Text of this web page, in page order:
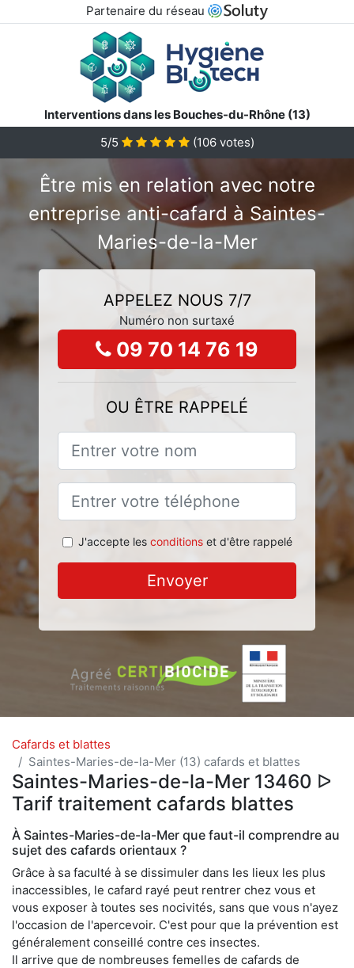
Partenaire du réseau
Interventions dans les Bouches-du-Rhône (13)
5/5
(106votes)
Être mis en relation avec notre
entreprise anti-cafard à Saintes-
Maries-de-la-Mer
APPELEZ NOUS 7/7
Numéro non surtaxé
09 70 14 76 19
OU ÊTRE RAPPELÉ
J'accepte les conditionset d'être rappelé
Envoyer
Cafards et blattes
Saintes-Maries-de-la-Mer (13) cafards et blattes
Saintes-Maries-de-la-Mer 13460 ᐅ
Tarif traitement cafards blattes
À Saintes-Maries-de-la-Mer que faut-il comprendre au
sujet des cafards orientaux ?
Grâce à sa faculté à se dissimuler dans les lieux les plus
inaccessibles, le cafard rayé peut rentrer chez vous et
vous exposer à toutes ses nocivités, sans que vous n'ayez
l'occasion de l'apercevoir. C'est pour que la prévention est
généralement conseillé contre ces insectes.
Il arrive que de nombreuses femelles de cafards de